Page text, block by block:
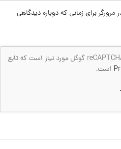
برای زمانی که دوباره دیدگاهی
است.